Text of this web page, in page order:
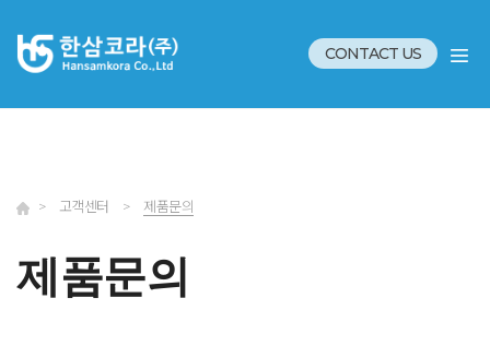
CONTACT US
> 고객센터 > 제품문의
제품문의